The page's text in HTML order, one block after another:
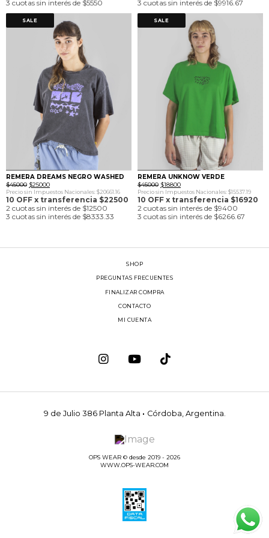
3 cuotas sin interés de $5550
3 cuotas sin interés de $9916.67
SALE
0 1
REMERA DREAMS NEGRO WASHED
$45000 El
precio
original
era:
$45000.
$25000El
precio
actual
es:
$25000.
Precio sin Impuestos Nacionales: $20661.16
10 OFF x transferencia $22500
2 cuotas sin interés de $12500
3 cuotas sin interés de $8333.33
SALE
0 1
REMERA UNKNOW VERDE
$45000 El
precio
original
era:
$45000.
$18800El
precio
actual
es:
$18800.
Precio sin Impuestos Nacionales: $15537.19
10 OFF x transferencia $16920
2 cuotas sin interés de $9400
3 cuotas sin interés de $6266.67
SHOP
PREGUNTAS FRECUENTES
FINALIZAR COMPRA
CONTACTO
MI CUENTA
9 de Julio 386 Planta Alta · Córdoba, Argentina.
OPS WEAR © desde 2019 - 2026
WWW.OPS-WEAR.COM